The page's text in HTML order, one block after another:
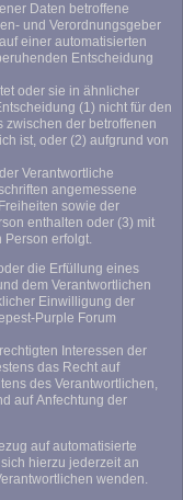
Daten betroffene
und Verordnungsgeber
einer automatisierten
Entscheidung
oder sie in ähnlicher
(1) nicht für den
zwischen der betroffenen
ist, oder (2) aufgrund von
Verantwortliche
angemessene
sowie der
enthalten oder (3) mit
erfolgt.
die Erfüllung eines
dem Verantwortlichen
Einwilligung der
Purple Forum
Interessen der
das Recht auf
des Verantwortlichen,
auf Anfechtung der
auf automatisierte
hierzu jederzeit an
wenden.